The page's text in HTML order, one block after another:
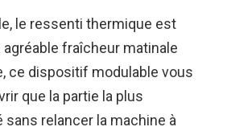
le ressenti thermique est
fraîcheur matinale
ce dispositif modulable vous
que la partie la plus
relancer la machine à